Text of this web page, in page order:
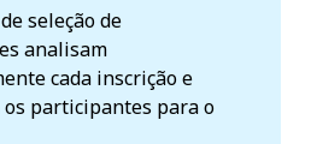
seleção de
analisam
cada inscrição e
os participantes para o